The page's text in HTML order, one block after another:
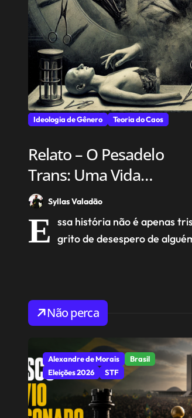
Ideologia de Gênero Teoria do Caos
Relato – O Pesadelo
Trans: Uma Vida
Arruinada pela Ideologia
de Gênero e pela
Medicina
Syllas Valadão
E ssa história não é apenas
grito de desespero de
Não perca
Alexandre de Morais
Brasil
Eleições 2026
STF